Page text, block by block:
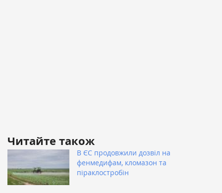
Читайте також
В ЄС продовжили дозвіл на
фенмедифам, кломазон та
піраклостробін